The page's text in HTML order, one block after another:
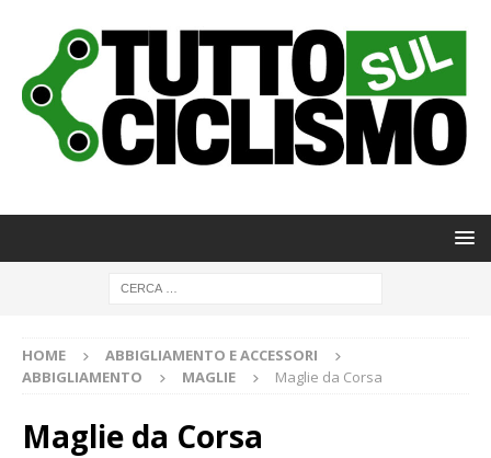
HOME
ABBIGLIAMENTO E ACCESSORI
ABBIGLIAMENTO
MAGLIE Maglie da Corsa
Maglie da Corsa